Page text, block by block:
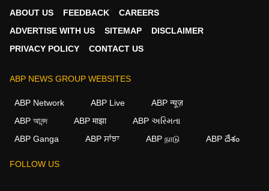
ABOUT US FEEDBACK
CAREERS
ADVERTISE WITH US
SITEMAP
DISCLAIMER
PRIVACY POLICY
CONTACT US
ABP NEWS GROUP WEBSITES
ABP Network ABP Live
ABP न्यूज़
ABP আনন্দ
ABP माझा
ABP અસ્મિતા
ABP Ganga
ABP ਸਾਂਝਾ ABP நாடு ABP దేశం
FOLLOW US